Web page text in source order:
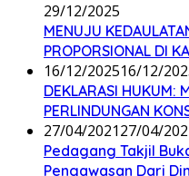
29/12/2025
MENUJU
PROPORSIONAL DI
16/12/202516/12/
DEKLARASI HUKUM:
PERLINDUNGAN
27/04/202127/04/
Pedagang Takjil
Pengawasan Dari